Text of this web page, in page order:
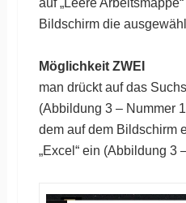
Bildschirm die
Möglichkeit ZWEI
man drückt auf das
(Abbildung 3 – Nummer
dem auf dem Bildschirm
„Excel“ ein (Abbildung 3